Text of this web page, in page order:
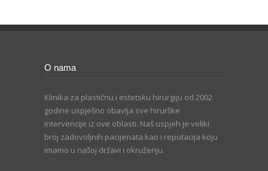
O nama
Klinika za plastičnu i estetsku hirurgiju od 2002.
godine uspješno obavlja sve hirurške
intervencije iz ove oblasti. Naš uspjeh je veliki
broj zadovoljnih pacijenata kao i reputacija koju
imamo u našoj državi i okruženju.